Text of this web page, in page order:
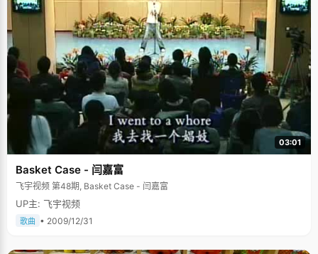
03:01
Basket Case - 闫嘉富
飞宇视频 第48期, Basket Case - 闫嘉富
UP主: 飞宇视频
歌曲 • 2009/12/31